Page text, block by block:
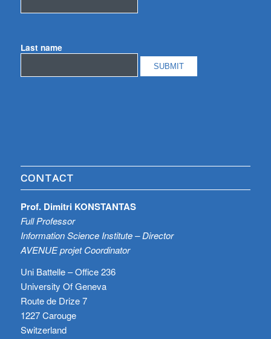
Last name
CONTACT
Prof. Dimitri KONSTANTAS
Full Professor
Information Science Institute – Director
AVENUE projet Coordinator
Uni Battelle – Office 236
University Of Geneva
Route de Drize 7
1227 Carouge
Switzerland